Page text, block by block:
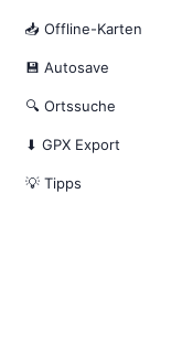
📥 Offline-Karten
💾 Autosave
🔍 Ortssuche
⬇ GPX Export
💡 Tipps